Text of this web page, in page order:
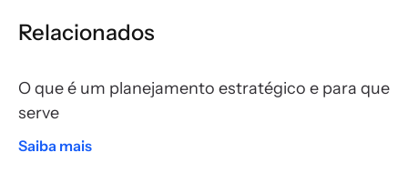
Relacionados
O que é um planejamento estratégico e para que
serve
Saiba mais